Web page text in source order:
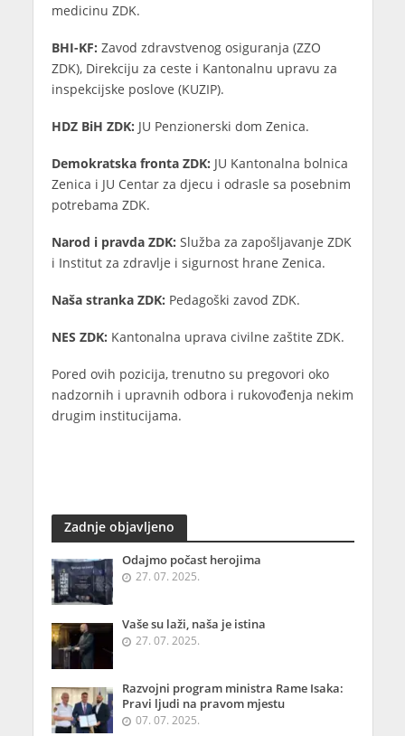
medicinu ZDK.
BHI-KF: Zavod zdravstvenog osiguranja (ZZO
ZDK), Direkciju za ceste i Kantonalnu upravu za
inspekcijske poslove (KUZIP).
HDZ BiH ZDK: JU Penzionerski dom Zenica.
Demokratska fronta ZDK: JU Kantonalna bolnica
Zenica i JU Centar za djecu i odrasle sa posebnim
potrebama ZDK.
Narod i pravda ZDK: Služba za zapošljavanje ZDK
i Institut za zdravlje i sigurnost hrane Zenica.
Naša stranka ZDK: Pedagoški zavod ZDK.
NES ZDK: Kantonalna uprava civilne zaštite ZDK.
Pored ovih pozicija, trenutno su pregovori oko
nadzornih i upravnih odbora i rukovođenja nekim
drugim institucijama.
Zadnje objavljeno
Odajmo počast herojima
27. 07. 2025.
Vaše su laži, naša je istina
27. 07. 2025.
Razvojni program ministra Rame Isaka:
Pravi ljudi na pravom mjestu
07. 07. 2025.